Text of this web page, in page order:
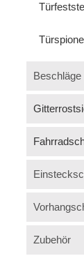
Türspione
Beschläge
Zubehör